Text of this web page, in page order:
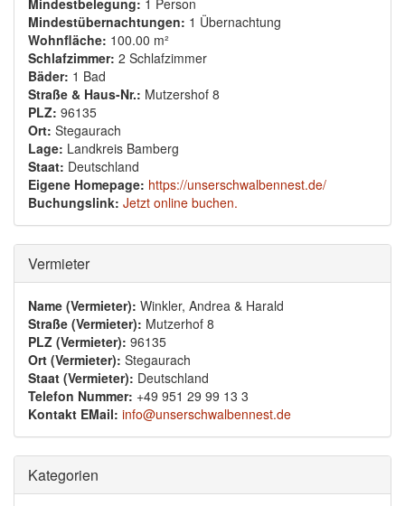
Mindestübernachtungen: 1 Übernachtung
Wohnfläche: 100.00 m²
Schlafzimmer: 2 Schlafzimmer
Bäder: 1 Bad
Straße & Haus-Nr.: Mutzershof 8
PLZ: 96135
Ort: Stegaurach
Lage: Landkreis Bamberg
Staat: Deutschland
Eigene Homepage: https://unserschwalbennest.de/
Buchungslink: Jetzt online buchen.
Ausblenden
Vermieter
Name (Vermieter): Winkler, Andrea & Harald
Straße (Vermieter): Mutzerhof 8
PLZ (Vermieter): 96135
Ort (Vermieter): Stegaurach
Staat (Vermieter): Deutschland
Telefon Nummer: +49 951 29 99 13 3
Kontakt EMail: info@unserschwalbennest.de
Ausblenden
Kategorien